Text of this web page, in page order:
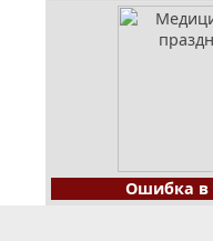
Ошибка в